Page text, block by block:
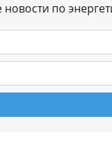
новости по